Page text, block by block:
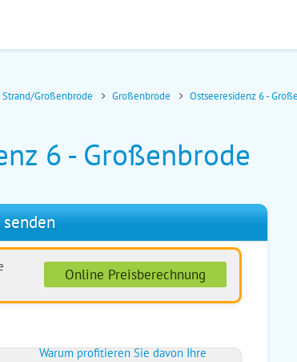
Großenbrode Großenbrode Ostseeresidenz 6 -
6 - Großenbrode
Online Preisberechnung
Warum profitieren Sie davon Ihre